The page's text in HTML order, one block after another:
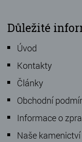
Důležité
Úvod
Kontakty
Články
Obchodní
Informace o
Naše kamenictví